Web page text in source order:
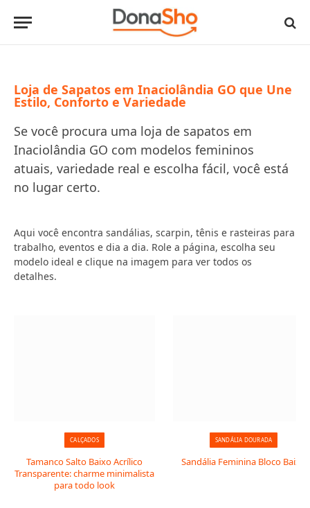
Loja de Sapatos em Inaciolândia GO que Une
Estilo, Conforto e Variedade
Se você procura uma loja de sapatos em
Inaciolândia GO com modelos femininos
atuais, variedade real e escolha fácil, você está
no lugar certo.
Aqui você encontra sandálias, scarpin, tênis e rasteiras para
trabalho, eventos e dia a dia. Role a página, escolha seu
modelo ideal e clique na imagem para ver todos os
detalhes.
CALÇADOS
Tamanco Salto Baixo Acrílico
Transparente: charme minimalista
para todo look
SANDÁLIA DOURADA
Sandália Feminina Bloco Baixo